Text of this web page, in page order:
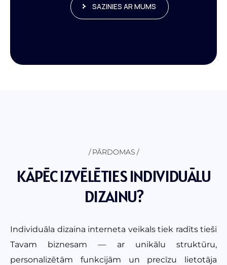
SAZINIES AR MUMS
PĀRDOMAS
KĀPĒC IZVĒLĒTIES INDIVIDUĀLU
DIZAINU?
Individuāla dizaina interneta veikals tiek radīts tieši
Tavam biznesam — ar unikālu struktūru,
personalizētām funkcijām un precīzu lietotāja